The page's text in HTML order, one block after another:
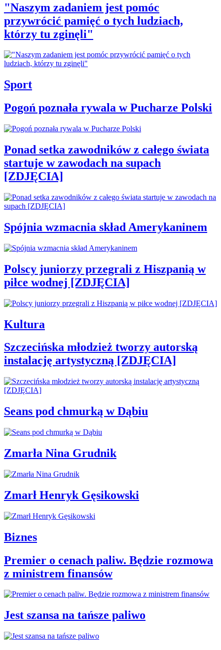
"Naszym zadaniem jest pomóc
przywrócić pamięć o tych ludziach,
którzy tu zginęli"
Sport
Pogoń poznała rywala w Pucharze Polski
Ponad setka zawodników z całego świata
startuje w zawodach na supach
[ZDJĘCIA]
Spójnia wzmacnia skład Amerykaninem
Polscy juniorzy przegrali z Hiszpanią w
piłce wodnej [ZDJĘCIA]
Kultura
Szczecińska młodzież tworzy autorską
instalację artystyczną [ZDJĘCIA]
Seans pod chmurką w Dąbiu
Zmarła Nina Grudnik
Zmarł Henryk Gęsikowski
Biznes
Premier o cenach paliw. Będzie rozmowa
z ministrem finansów
Jest szansa na tańsze paliwo